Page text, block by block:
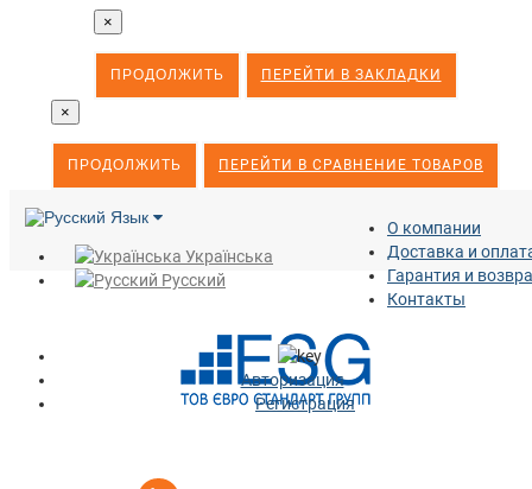
×
ПРОДОЛЖИТЬ ПЕРЕЙТИ В ЗАКЛАДКИ
×
ПРОДОЛЖИТЬ ПЕРЕЙТИ В СРАВНЕНИЕ ТОВАРОВ
Язык
Українська
Русский
О компании
Доставка и
Гарантия и
Контакты
Авторизация
Регистрация